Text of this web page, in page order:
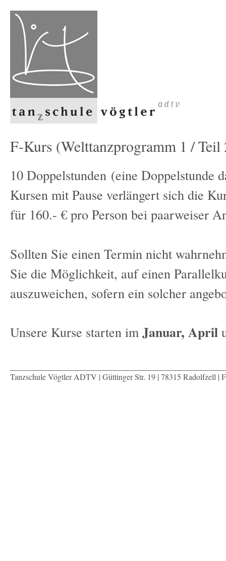
F-Kurs (Welttanzprogramm 1 / Teil
10 Doppelstunden (eine Doppelstunde
Kursen mit Pause verlängert sich die
für 160.- € pro Person bei paarweiser
Sollten Sie einen Termin nicht
Sie die Möglichkeit, auf einen
auszuweichen, sofern ein solcher
Unsere Kurse starten im Januar, April
Tanzschule Vögtler ADTV | Güttinger Str. 19 | 78315 Radolfzell |